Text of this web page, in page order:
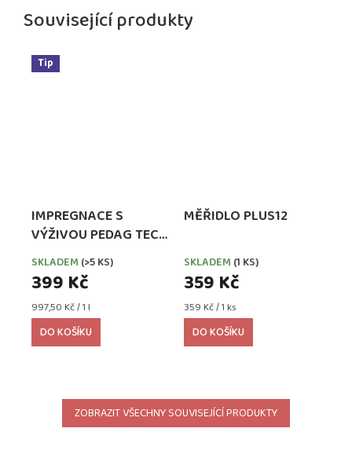
Související produkty
Tip
IMPREGNACE S
VÝŽIVOU PEDAG TECH
WATERPROOFER,
EXTRA SILNÁ
SKLADEM (>5 KS)
399 Kč
Měrná
cena:
997,50 Kč / 1 l
DO KOŠÍKU
MĚŘIDLO PLUS12
SKLADEM (1 KS)
359 Kč
Měrná
cena:
359 Kč / 1 ks
DO KOŠÍKU
ZOBRAZIT VŠECHNY SOUVISEJÍCÍ PRODUKTY